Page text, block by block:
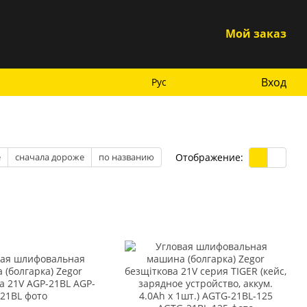
Мой заказ
Рус Вход
сначала дороже по названию Отображение: